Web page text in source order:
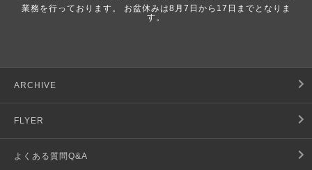
業務を行っております。 お盆休みは8月7日から17日までとなりま
す。
ARCHIVE
FLYER
よくある質問Q&A